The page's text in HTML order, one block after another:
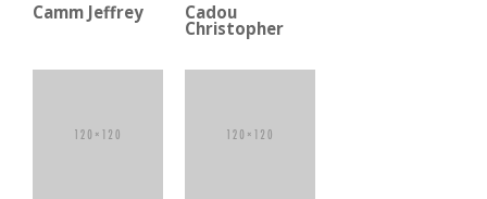
Camm Jeffrey Cadou
Christopher